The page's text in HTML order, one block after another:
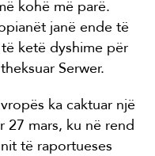
kohë më parë.
janë ende të
ketë dyshime për
Serwer.
ka caktuar një
27 mars, ku në rend
të raportueses